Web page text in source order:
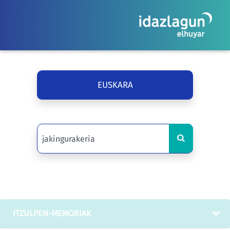
EUSKARA
ITZULPEN-MEMORIAK